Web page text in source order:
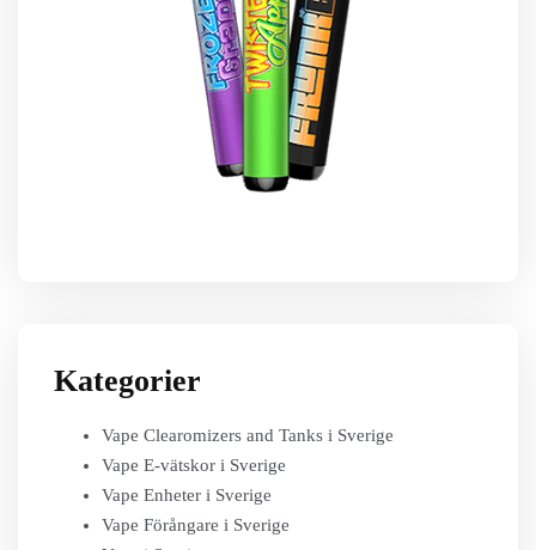
Kategorier
Vape Clearomizers and Tanks i Sverige
Vape E-vätskor i Sverige
Vape Enheter i Sverige
Vape Förångare i Sverige